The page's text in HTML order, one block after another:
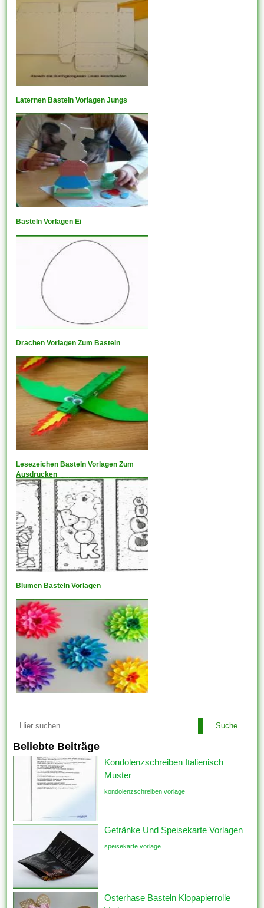
Laternen Basteln Vorlagen Jungs
Basteln Vorlagen Ei
Drachen Vorlagen Zum Basteln
Lesezeichen Basteln Vorlagen Zum
Ausdrucken
Blumen Basteln Vorlagen
Suche
Beliebte Beiträge
Kondolenzschreiben Italienisch
Muster
kondolenzschreiben vorlage
Getränke Und Speisekarte Vorlagen
speisekarte vorlage
Osterhase Basteln Klopapierrolle